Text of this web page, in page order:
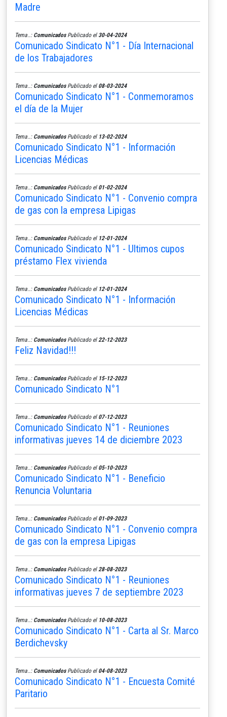
Madre
Tema..: ComunicadosPublicado el 30-04-2024
Comunicado Sindicato N°1 - Día Internacional
de los Trabajadores
Tema..: ComunicadosPublicado el 08-03-2024
Comunicado Sindicato N°1 - Conmemoramos
el día de la Mujer
Tema..: ComunicadosPublicado el 13-02-2024
Comunicado Sindicato N°1 - Información
Licencias Médicas
Tema..: ComunicadosPublicado el 01-02-2024
Comunicado Sindicato N°1 - Convenio compra
de gas con la empresa Lipigas
Tema..: ComunicadosPublicado el 12-01-2024
Comunicado Sindicato N°1 - Ultimos cupos
préstamo Flex vivienda
Tema..: ComunicadosPublicado el 12-01-2024
Comunicado Sindicato N°1 - Información
Licencias Médicas
Tema..: ComunicadosPublicado el 22-12-2023
Feliz Navidad!!!
Tema..: ComunicadosPublicado el 15-12-2023
Comunicado Sindicato N°1
Tema..: ComunicadosPublicado el 07-12-2023
Comunicado Sindicato N°1 - Reuniones
informativas jueves 14 de diciembre 2023
Tema..: ComunicadosPublicado el 05-10-2023
Comunicado Sindicato N°1 - Beneficio
Renuncia Voluntaria
Tema..: ComunicadosPublicado el 01-09-2023
Comunicado Sindicato N°1 - Convenio compra
de gas con la empresa Lipigas
Tema..: ComunicadosPublicado el 28-08-2023
Comunicado Sindicato N°1 - Reuniones
informativas jueves 7 de septiembre 2023
Tema..: ComunicadosPublicado el 10-08-2023
Comunicado Sindicato N°1 - Carta al Sr. Marco
Berdichevsky
Tema..: ComunicadosPublicado el 04-08-2023
Comunicado Sindicato N°1 - Encuesta Comité
Paritario